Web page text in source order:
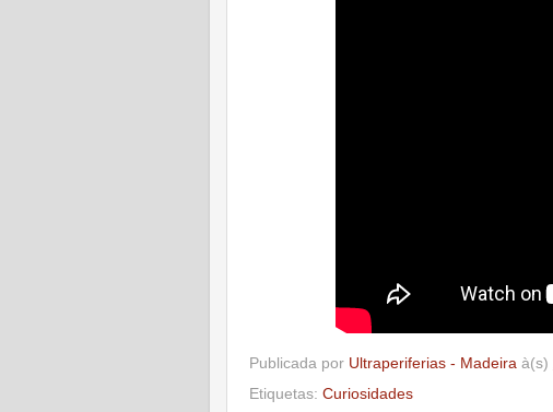
Publicada por Ultraperiferias - Madeira à(s)
Etiquetas: Curiosidades